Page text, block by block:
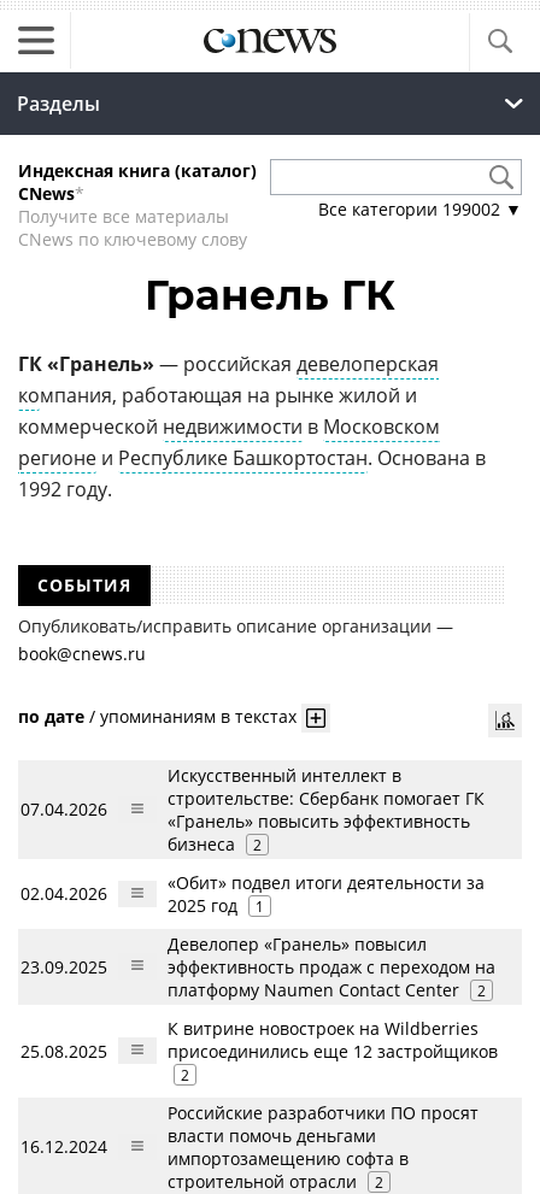
Разделы
Индексная книга (каталог)
CNews*
Получите все материалы
CNews по ключевому слову
Все категории 199002 ▼
Гранель ГК
ГК «Гранель» — российская девелоперская
компания, работающая на рынке жилой и
коммерческой недвижимости в Московском
регионе и Республике Башкортостан. Основана в
1992 году.
СОБЫТИЯ
Опубликовать/исправить описание организации —
book@cnews.ru
по дате / упоминаниям в текстах
07.04.2026
Искусственный интеллект в
строительстве: Сбербанк помогает ГК
«Гранель» повысить эффективность
бизнеса
2
02.04.2026
«Обит» подвел итоги деятельности за
2025 год
1
23.09.2025
Девелопер «Гранель» повысил
эффективность продаж с переходом на
платформу Naumen Contact Center
2
25.08.2025
К витрине новостроек на Wildberries
присоединились еще 12 застройщиков
2
16.12.2024
Российские разработчики ПО просят
власти помочь деньгами
импортозамещению софта в
строительной отрасли
2